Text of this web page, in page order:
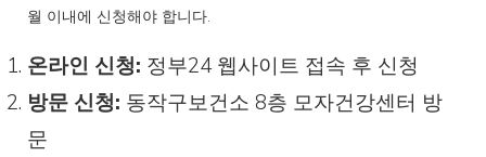
월 이내에 신청해야 합니다.
온라인 신청: 정부24 웹사이트 접속 후 신청
방문 신청: 동작구보건소 8층 모자건강센터 방
문